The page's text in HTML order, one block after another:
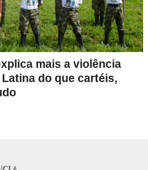
mais a violência
do que cartéis,